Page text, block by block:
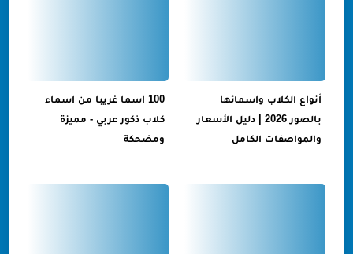
أنواع الكلاب واسمائها
بالصور 2026 | دليل الأسعار
والمواصفات الكامل
100 اسما غريبا من اسماء
كلاب ذكور عربي - مميزة
ومضحكة